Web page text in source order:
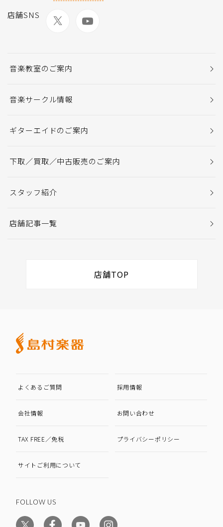
店舗SNS
音楽教室のご案内
音楽サークル情報
ギターエイドのご案内
下取／買取／中古販売のご案内
スタッフ紹介
店舗記事一覧
店舗TOP
よくあるご質問 採用情報
会社情報 お問い合わせ
TAX FREE／免税 プライバシーポリシー
サイトご利用について
FOLLOW US